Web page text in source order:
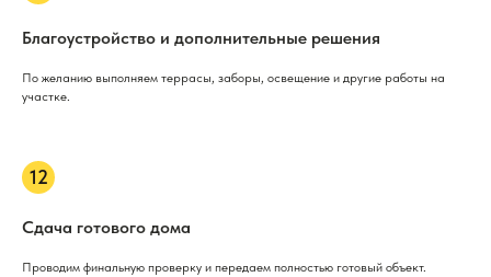
Благоустройство и дополнительные решения
По желанию выполняем террасы, заборы, освещение и другие работы на
участке.
Сдача готового дома
Проводим финальную проверку и передаем полностью готовый объект.